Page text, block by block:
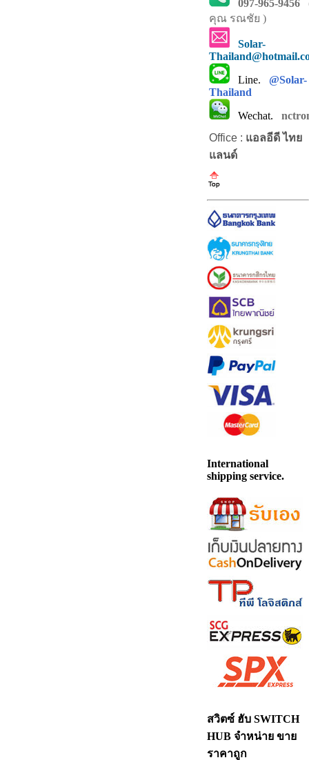
097-965-9456
คุณ รณชัย )
Solar-
Line. @Solar-
Thailand
Wechat.
Office : แอลอีดี ไทย
แลนด์
International
shipping service.
สวิตซ์ ฮับ SWITCH
HUB จำหน่าย ขาย
ราคาถูก